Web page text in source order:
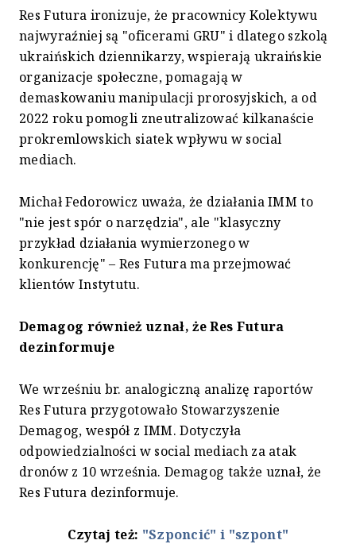
Res Futura ironizuje, że pracownicy Kolektywu
najwyraźniej są "oficerami GRU" i dlatego szkolą
ukraińskich dziennikarzy, wspierają ukraińskie
organizacje społeczne, pomagają w
demaskowaniu manipulacji prorosyjskich, a od
2022 roku pomogli zneutralizować kilkanaście
prokremlowskich siatek wpływu w social
mediach.
Michał Fedorowicz uważa, że działania IMM to
"nie jest spór o narzędzia", ale "klasyczny
przykład działania wymierzonego w
konkurencję" – Res Futura ma przejmować
klientów Instytutu.
Demagog równieżuznał, że Res Futura
dezinformuje
We wrześniu br. analogiczną analizę raportów
Res Futura przygotowało Stowarzyszenie
Demagog, wespół z IMM. Dotyczyła
odpowiedzialności w social mediach za atak
dronów z 10 września. Demagog także uznał, że
Res Futura dezinformuje.
Czytaj też: "Szponcić" i "szpont"